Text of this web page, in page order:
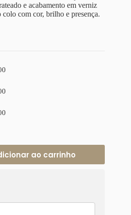
e acabamento em verniz
com cor, brilho e presença.
ao carrinho